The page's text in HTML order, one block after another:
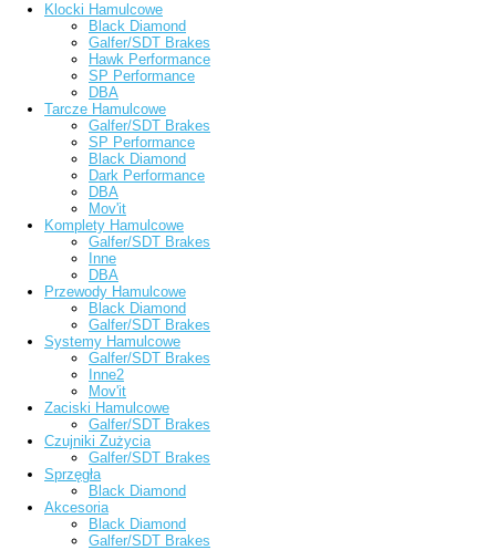
Klocki Hamulcowe
Black Diamond
Galfer/SDT Brakes
Hawk Performance
SP Performance
DBA
Tarcze Hamulcowe
Galfer/SDT Brakes
SP Performance
Black Diamond
Dark Performance
DBA
Mov'it
Komplety Hamulcowe
Galfer/SDT Brakes
Inne
DBA
Przewody Hamulcowe
Black Diamond
Galfer/SDT Brakes
Systemy Hamulcowe
Galfer/SDT Brakes
Inne2
Mov'it
Zaciski Hamulcowe
Galfer/SDT Brakes
Czujniki Zużycia
Galfer/SDT Brakes
Sprzęgła
Black Diamond
Akcesoria
Black Diamond
Galfer/SDT Brakes